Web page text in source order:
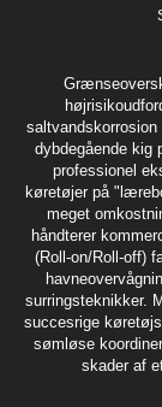
dybdegående kig
professionel
køretøjer på
meget
håndterer
(Roll-on/Roll-off)
surringsteknikker.
succesrige
sømløse
skader af